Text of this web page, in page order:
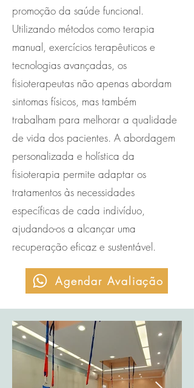
promoção da saúde funcional.
Utilizando métodos como terapia
manual, exercícios terapêuticos e
tecnologias avançadas, os
fisioterapeutas não apenas abordam
sintomas físicos, mas também
trabalham para melhorar a qualidade
de vida dos pacientes. A abordagem
personalizada e holística da
fisioterapia permite adaptar os
tratamentos às necessidades
específicas de cada indivíduo,
ajudando-os a alcançar uma
recuperação eficaz e sustentável.
Agendar Avaliação